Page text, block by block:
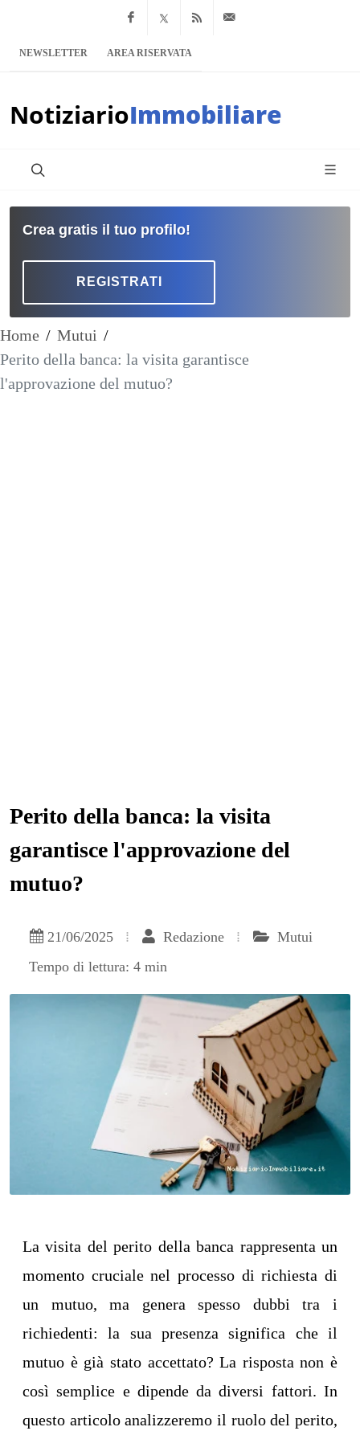
Facebook
x.com Feed RSS
NEWSLETTER AREA RISERVATA
NotiziarioImmobiliare
Crea gratis il tuo profilo!
REGISTRATI
Home / Mutui /
Perito della banca: la visita garantisce
l'approvazione del mutuo?
Perito della banca: la visita
garantisce l'approvazione del
mutuo?
21/06/2025 Redazione
Mutui
Tempo di lettura: 4 min
La visita del perito della banca rappresenta un
momento cruciale nel processo di richiesta di
un mutuo, ma genera spesso dubbi tra i
richiedenti: la sua presenza significa che il
mutuo è già stato accettato? La risposta non è
così semplice e dipende da diversi fattori. In
questo articolo analizzeremo il ruolo del perito,